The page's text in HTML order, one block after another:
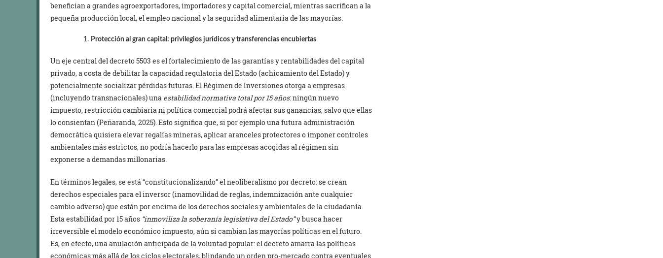
benefician a grandes agroexportadores, importadores y capital comercial, mientras sacrifican a la
pequeña producción local, el empleo nacional y la seguridad alimentaria de las mayorías.
Protección al gran capital: privilegios jurídicos y transferencias encubiertas
Un eje central del decreto 5503 es el fortalecimiento de las garantías y rentabilidades del capital
privado, a costa de debilitar la capacidad regulatoria del Estado (achicamiento del Estado) y
potencialmente socializar pérdidas futuras. El Régimen de Inversiones otorga a empresas
(incluyendo transnacionales) una estabilidad normativa total por 15 años: ningún nuevo
impuesto, restricción cambiaria ni política comercial podrá afectar sus ganancias, salvo que ellas
lo consientan (Peñaranda, 2025). Esto significa que, si por ejemplo una futura administración
democrática quisiera elevar regalías mineras, aplicar aranceles protectores o imponer controles
ambientales más estrictos, no podría hacerlo para las empresas acogidas al régimen sin
exponerse a demandas millonarias.
En términos legales, se está “constitucionalizando” el neoliberalismo por decreto: se crean
derechos especiales para el inversor (inamovilidad de reglas, indemnización ante cualquier
cambio adverso) que están por encima de los derechos sociales y ambientales de la ciudadanía.
Esta estabilidad por 15 años “inmoviliza la soberanía legislativa del Estado”y busca hacer
irreversible el modelo económico impuesto, aún si cambian las mayorías políticas en el futuro.
Es, en efecto, una anulación anticipada de la voluntad popular: el decreto amarra las políticas
económicas más allá de los ciclos electorales, blindando un orden pro-mercado contra eventuales